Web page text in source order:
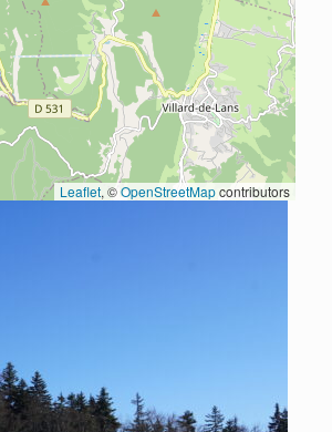
Leaflet, ©OpenStreetMapcontributors